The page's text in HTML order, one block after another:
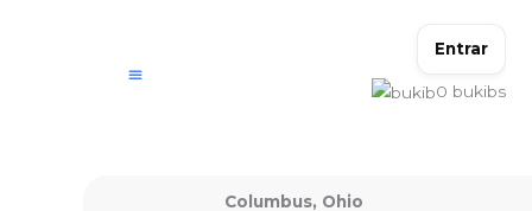
Entrar
0 bukibs
Columbus, Ohio